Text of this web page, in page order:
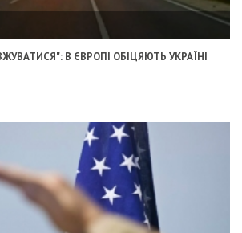
В ЄВРОПІ ОБІЦЯЮТЬ УКРАЇНІ